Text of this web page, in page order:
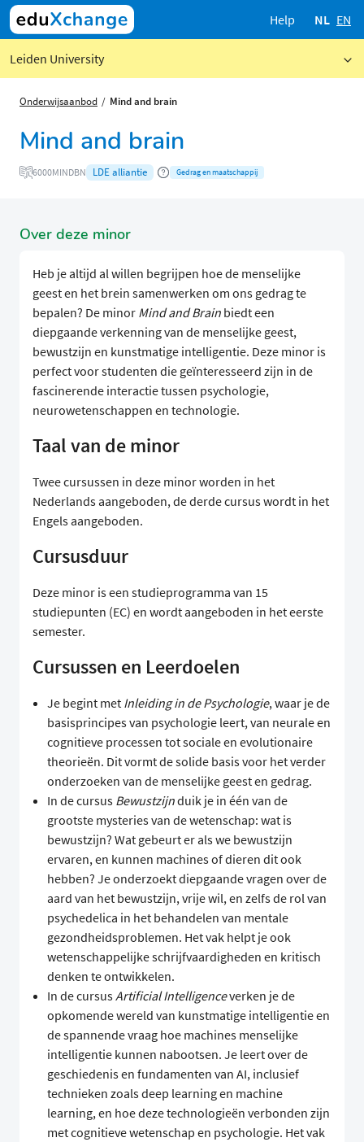
Help NL EN
Leiden University
Onderwijsaanbod Mind and brain
Mind and brain
6000MINDBN LDE alliantie Gedrag en maatschappij
Over deze minor
Heb je altijd al willen begrijpen hoe de menselijke
geest en het brein samenwerken om ons gedrag te
bepalen? De minor Mind and Brain biedt een
diepgaande verkenning van de menselijke geest,
bewustzijn en kunstmatige intelligentie. Deze minor is
perfect voor studenten die geïnteresseerd zijn in de
fascinerende interactie tussen psychologie,
neurowetenschappen en technologie.
Taal van de minor
Twee cursussen in deze minor worden in het
Nederlands aangeboden, de derde cursus wordt in het
Engels aangeboden.
Cursusduur
Deze minor is een studieprogramma van 15
studiepunten (EC) en wordt aangeboden in het eerste
semester.
Cursussen en Leerdoelen
Je begint met Inleiding in de Psychologie, waar je de
basisprincipes van psychologie leert, van neurale en
cognitieve processen tot sociale en evolutionaire
theorieën. Dit vormt de solide basis voor het verder
onderzoeken van de menselijke geest en gedrag.
In de cursus Bewustzijnduik je in één van de
grootste mysteries van de wetenschap: wat is
bewustzijn? Wat gebeurt er als we bewustzijn
ervaren, en kunnen machines of dieren dit ook
hebben? Je onderzoekt diepgaande vragen over de
aard van het bewustzijn, vrije wil, en zelfs de rol van
psychedelica in het behandelen van mentale
gezondheidsproblemen. Het vak helpt je ook
wetenschappelijke schrijfvaardigheden en kritisch
denken te ontwikkelen.
In de cursusArtificial Intelligenceverken je de
opkomende wereld van kunstmatige intelligentie en
de spannende vraag hoe machines menselijke
intelligentie kunnen nabootsen. Je leert over de
geschiedenis en fundamenten van AI, inclusief
technieken zoals deep learning en machine
learning, en hoe deze technologieën verbonden zijn
met cognitieve wetenschap en psychologie. Het vak